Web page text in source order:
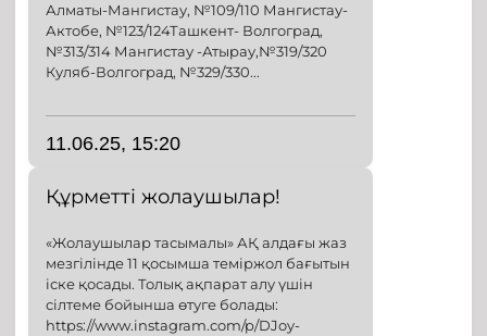
Алматы-Мангистау, №109/110 Мангистау-
Актобе, №123/124Ташкент- Волгоград,
№313/314 Мангистау -Атырау,№319/320
Куляб-Волгоград, №329/330...
11.06.25, 15:20
Құрметті жолаушылар!
«Жолаушылар тасымалы» АҚ алдағы жаз
мезгілінде 11 қосымша теміржол бағытын
іске қосады. Толық ақпарат алу үшін
сілтеме бойынша өтуге болады:
https://www.instagram.com/p/DJoy-